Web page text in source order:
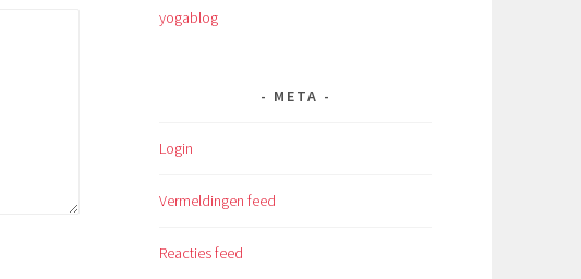
yogablog
META
Login
Vermeldingen feed
Reacties feed